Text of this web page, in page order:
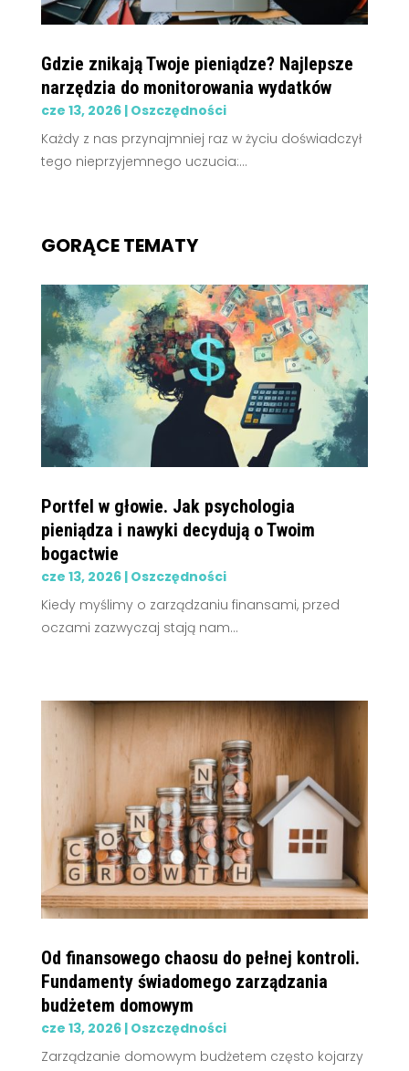
Gdzie znikają Twoje pieniądze? Najlepsze
narzędzia do monitorowania wydatków
cze 13, 2026| Oszczędności
Każdy z nas przynajmniej raz w życiu doświadczył
tego nieprzyjemnego uczucia:...
GORĄCE TEMATY
Portfel w głowie. Jak psychologia
pieniądza i nawyki decydują o Twoim
bogactwie
cze 13, 2026| Oszczędności
Kiedy myślimy o zarządzaniu finansami, przed
oczami zazwyczaj stają nam...
Od finansowego chaosu do pełnej kontroli.
Fundamenty świadomego zarządzania
budżetem domowym
cze 13, 2026| Oszczędności
Zarządzanie domowym budżetem często kojarzy